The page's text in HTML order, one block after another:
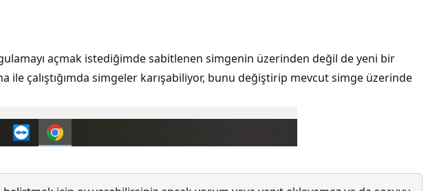
açmak istediğimde sabitlenen simgenin üzerinden değil de yeni bir
çalıştığımda simgeler karışabiliyor, bunu değiştirip mevcut simge üzerinde